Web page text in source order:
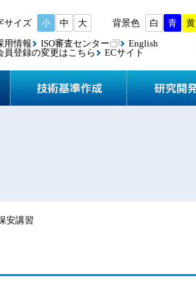
小 中 大 白 青 黄
用情報
ISO審査センター
English
員登録の変更はこちら
ECサイト
検査・認定等 資格試験・講習
安講習